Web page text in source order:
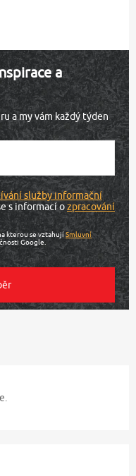
a
a my vám každý týden
služby informační
s informací ozpracování
kterou se vztahujíSmluvní
Google.